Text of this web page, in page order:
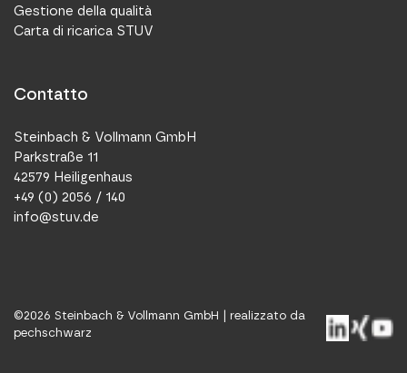
Gestione della qualità
Carta di ricarica STUV
Contatto
Steinbach & Vollmann GmbH
Parkstraße 11
42579 Heiligenhaus
+49 (0) 2056 / 140
info@stuv.de
©2026 Steinbach & Vollmann GmbH | realizzato da
pechschwarz